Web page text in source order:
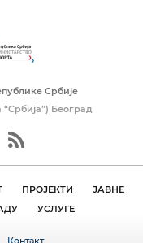
Србије
Београд
ПРОЈЕКТИ
ЈАВНЕ
УСЛУГЕ
Контакт